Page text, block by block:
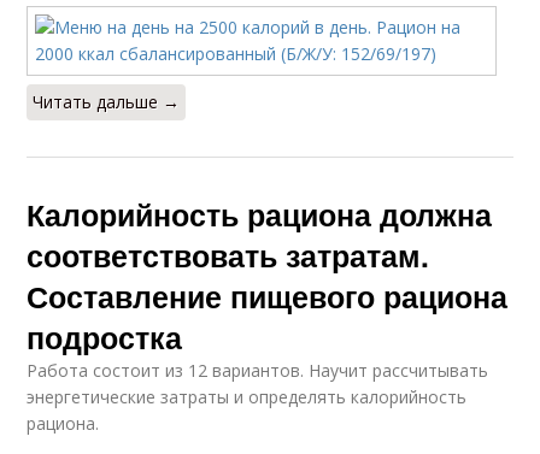
Читать дальше →
Калорийность рациона должна
соответствовать затратам.
Составление пищевого рациона
подростка
Работа состоит из 12 вариантов. Научит рассчитывать
энергетические затраты и определять калорийность
рациона.